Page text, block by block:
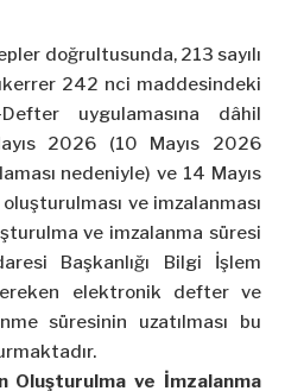
doğrultusunda, 213 sayılı
242 nci maddesindeki
uygulamasına dâhil
2026 (10 Mayıs 2026
nedeniyle) ve 14 Mayıs
ve imzalanması
ve imzalanma süresi
Başkanlığı Bilgi İşlem
elektronik defter ve
süresinin uzatılması bu
ve İmzalanma